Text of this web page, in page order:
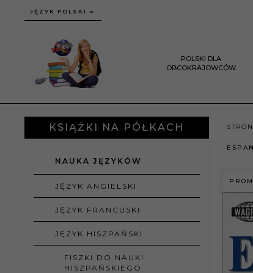
JĘZYK POLSKI
POLSKI DLA
OBCOKRAJOWCÓW
KSIĄŻKI NA PÓŁKACH
NAUKA JĘZYKÓW
JĘZYK ANGIELSKI
JĘZYK FRANCUSKI
JĘZYK HISZPAŃSKI
FISZKI DO NAUKI
HISZPAŃSKIEGO